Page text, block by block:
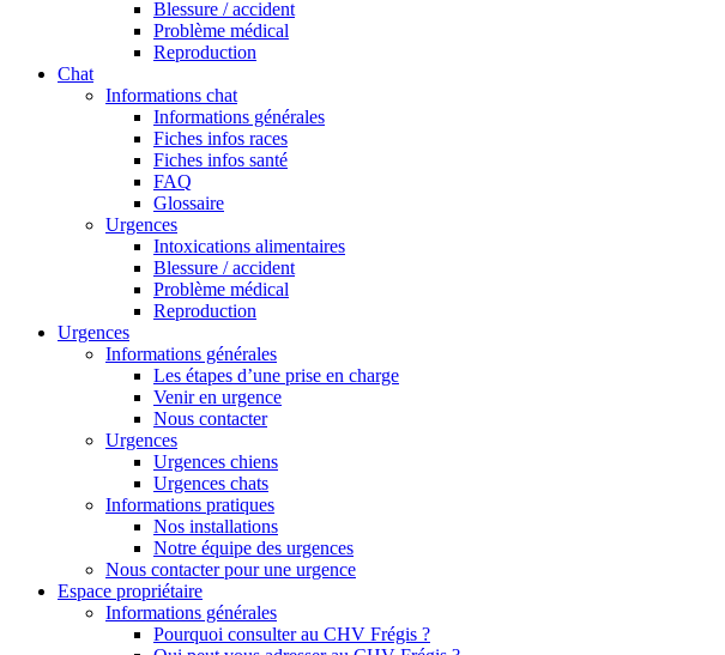
Blessure / accident
Problème médical
Reproduction
Chat
Informations chat
Informations générales
Fiches infos races
Fiches infos santé
FAQ
Glossaire
Urgences
Intoxications alimentaires
Blessure / accident
Problème médical
Reproduction
Urgences
Informations générales
Les étapes d’une prise en charge
Venir en urgence
Nous contacter
Urgences
Urgences chiens
Urgences chats
Informations pratiques
Nos installations
Notre équipe des urgences
Nous contacter pour une urgence
Espace propriétaire
Informations générales
Pourquoi consulter au CHV Frégis ?